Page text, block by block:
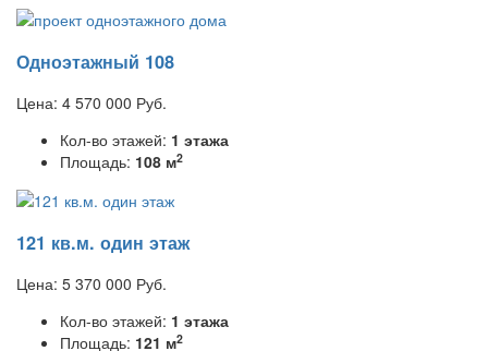
Одноэтажный 108
Цена: 4 570 000 Руб.
Кол-во этажей: 1 этажа
Площадь: 108 м2
121 кв.м. один этаж
Цена: 5 370 000 Руб.
Кол-во этажей: 1 этажа
Площадь: 121 м2